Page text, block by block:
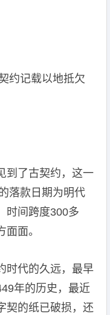
约记载以地抵欠
到了古契约，这一
落款日期为明代
时间跨度300多
面。
时代的久远，最早
年的历史，最近
契的纸已破损，还